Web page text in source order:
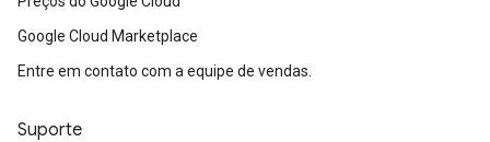
Google Cloud Marketplace
Entre em contato com a equipe de vendas.
Suporte